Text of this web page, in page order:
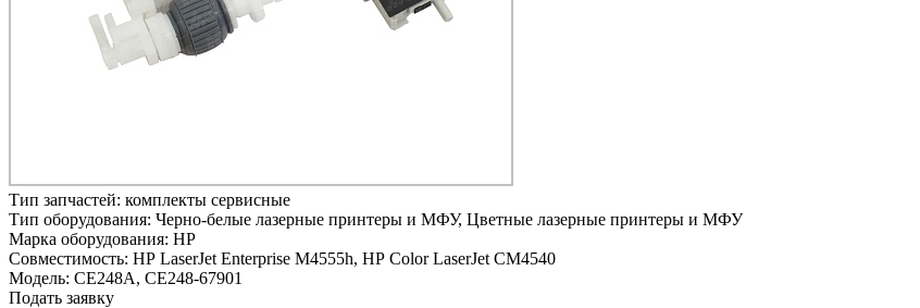
Тип запчастей: комплекты сервисные
Тип оборудования: Черно-белые лазерные принтеры и МФУ, Цветные лазерные принтеры и МФУ
Марка оборудования: HP
Совместимость: HP LaserJet Enterprise M4555h, HP Color LaserJet CM4540
Модель: CE248A, CE248-67901
Подать заявку